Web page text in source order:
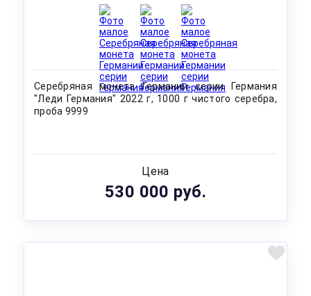
Серебряная монета Германии серии Германия
"Леди Германия" 2022 г, 1000 г чистого серебра,
проба 9999
Цена
530 000 руб.